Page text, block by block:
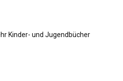
Kinder- und Jugendbücher